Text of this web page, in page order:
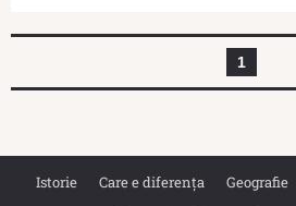
1
Istorie Care e diferența Geografie